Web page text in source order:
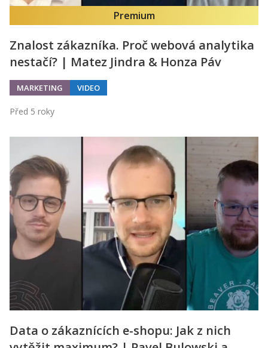
Premium
Znalost zákazníka. Proč webová analytika
nestačí? | Matez Jindra & Honza Páv
MARKETING VIDEO
Před 5 roky
Data o zákaznících e-shopu: Jak z nich